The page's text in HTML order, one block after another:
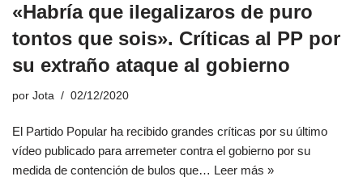
«Habría que ilegalizaros de puro
tontos que sois». Críticas al PP por
su extraño ataque al gobierno
por Jota 02/12/2020
El Partido Popular ha recibido grandes críticas por su último
vídeo publicado para arremeter contra el gobierno por su
medida de contención de bulos que… Leer más »